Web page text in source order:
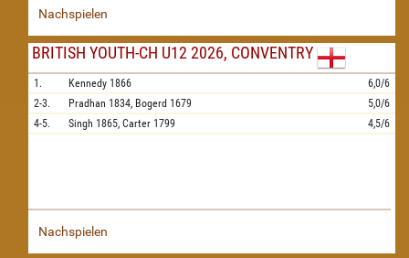
Nachspielen
BRITISH YOUTH-CH U12 2026, CONVENTRY
1. Kennedy 1866
6,0/6
2-3.
Pradhan 1834, Bogerd 1679
5,0/6
4-5.
Singh 1865, Carter 1799 4,5/6
Nachspielen